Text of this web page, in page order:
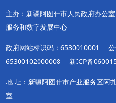
主办：新疆阿图什市人民政府办公室
服务和数字发展中心
政府网站标识码：6530010001
65300102000008
新ICP备
地 址：新疆阿图什市产业服务区阿
室